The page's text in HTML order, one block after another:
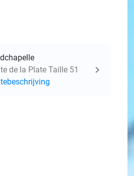
de la Plate Taille 51